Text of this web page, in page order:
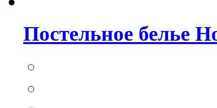
Постельное белье